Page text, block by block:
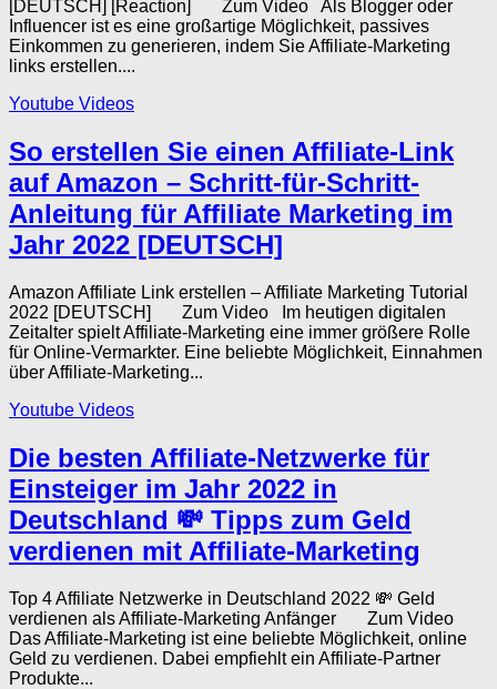
[DEUTSCH] [Reaction] Zum Video Als Blogger oder
Influencer ist es eine großartige Möglichkeit, passives
Einkommen zu generieren, indem Sie Affiliate-Marketing
links erstellen....
Youtube Videos
So erstellen Sie einen Affiliate-Link
auf Amazon – Schritt-für-Schritt-
Anleitung für Affiliate Marketing im
Jahr 2022 [DEUTSCH]
Amazon Affiliate Link erstellen – Affiliate Marketing Tutorial
2022 [DEUTSCH] Zum Video Im heutigen digitalen
Zeitalter spielt Affiliate-Marketing eine immer größere Rolle
für Online-Vermarkter. Eine beliebte Möglichkeit, Einnahmen
über Affiliate-Marketing...
Youtube Videos
Die besten Affiliate-Netzwerke für
Einsteiger im Jahr 2022 in
Deutschland 💸 Tipps zum Geld
verdienen mit Affiliate-Marketing
Top 4 Affiliate Netzwerke in Deutschland 2022 💸 Geld
verdienen als Affiliate-Marketing Anfänger Zum Video
Das Affiliate-Marketing ist eine beliebte Möglichkeit, online
Geld zu verdienen. Dabei empfiehlt ein Affiliate-Partner
Produkte...